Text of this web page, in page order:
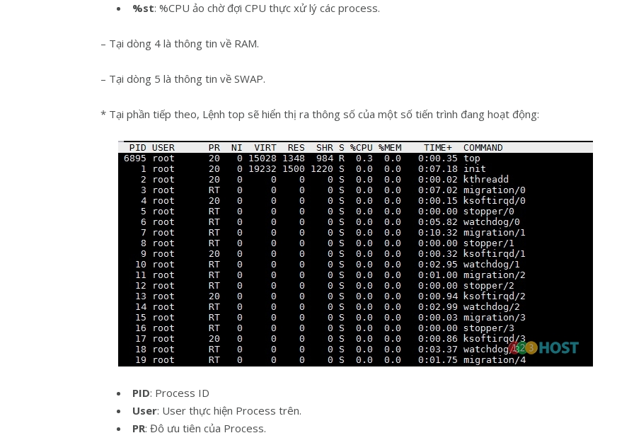
%st: %CPU ảo chờ đợi CPU thực xử lý các process.
– Tại dòng 4 là thông tin về RAM.
– Tại dòng 5 là thông tin về SWAP.
* Tại phần tiếp theo, Lệnh top sẽ hiển thị ra thông số của một số tiến trình đang hoạt động:
PID: Process ID
User: User thực hiện Process trên.
PR: Độ ưu tiên của Process.